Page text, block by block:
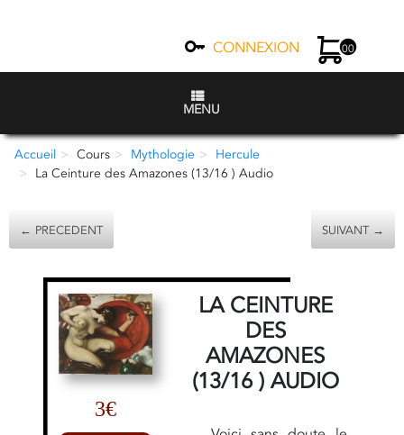
CONNEXION 00
MENU
Accueil Cours Mythologie
Hercule
La Ceinture des Amazones (13/16 ) Audio
← PRECEDENT SUIVANT →
3€
LA CEINTURE
DES
AMAZONES
(13/16 ) AUDIO